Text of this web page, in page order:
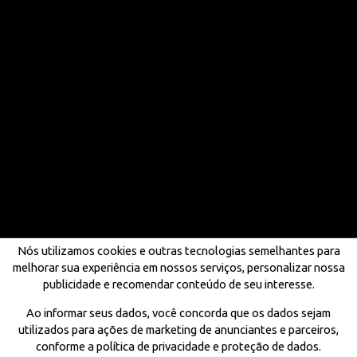
Nós utilizamos cookies e outras tecnologias semelhantes para
melhorar sua experiência em nossos serviços, personalizar nossa
publicidade e recomendar conteúdo de seu interesse.
Ao informar seus dados, você concorda que os dados sejam
utilizados para ações de marketing de anunciantes e parceiros,
conforme a política de privacidade e proteção de dados.